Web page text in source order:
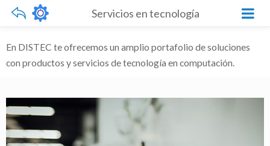
Servicios en tecnología
En DISTEC te ofrecemos un amplio portafolio de soluciones
con productos y servicios de tecnología en computación.